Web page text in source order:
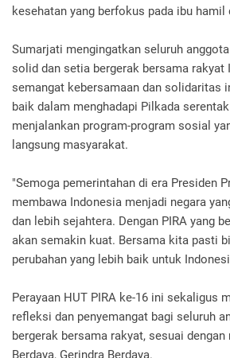
kesehatan yang berfokus pada ibu hamil
Sumarjati mengingatkan seluruh
solid dan setia bergerak bersama rakyat
semangat kebersamaan dan solidaritas
baik dalam menghadapi Pilkada
menjalankan program-program sosial
langsung masyarakat.
"Semoga pemerintahan di era Presiden
membawa Indonesia menjadi negara
dan lebih sejahtera. Dengan PIRA yang
akan semakin kuat. Bersama kita pasti
perubahan yang lebih baik untuk
Perayaan HUT PIRA ke-16 ini sekaligus
refleksi dan penyemangat bagi seluruh
bergerak bersama rakyat, sesuai
Berdaya, Gerindra Berdaya.